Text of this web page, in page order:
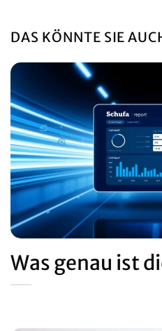
DAS KÖNNTE SIE
Was genau ist